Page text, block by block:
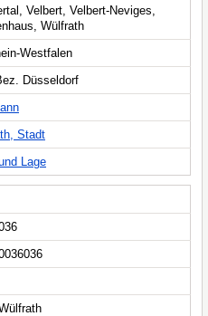
Velbert, Velbert-Neviges,
Wülfrath
Westfalen
Düsseldorf
Stadt
Lage